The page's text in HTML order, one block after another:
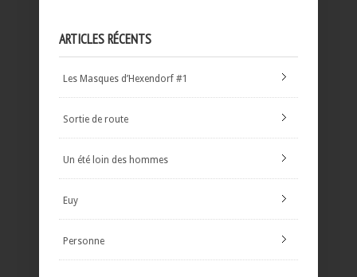
ARTICLES RÉCENTS
Les Masques d’Hexendorf #1
Sortie de route
Un été loin des hommes
Euy
Personne